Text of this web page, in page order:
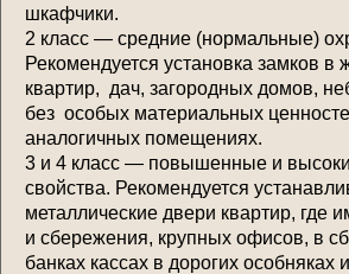
шкафчики.
2 класс — средние (нормальные)
Рекомендуется установка замков в
квартир, дач, загородных домов,
без особых материальных
аналогичных помещениях.
3 и 4 класс — повышенные и
свойства. Рекомендуется
металлические двери квартир, где
и сбережения, крупных офисов, в
банках кассах в дорогих особняках